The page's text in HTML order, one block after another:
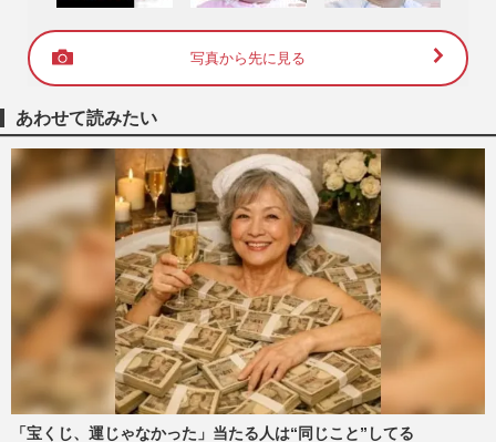
写真から先に見る
あわせて読みたい
「宝くじ、運じゃなかった」当たる人は“同じこと”してる